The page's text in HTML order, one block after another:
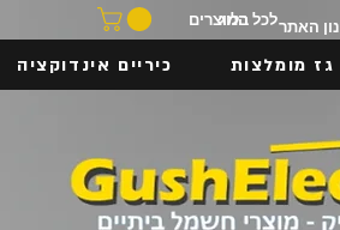
בלוג
לכל המוצרים
גז מומלצות כיריים אינדוקציה
האתר